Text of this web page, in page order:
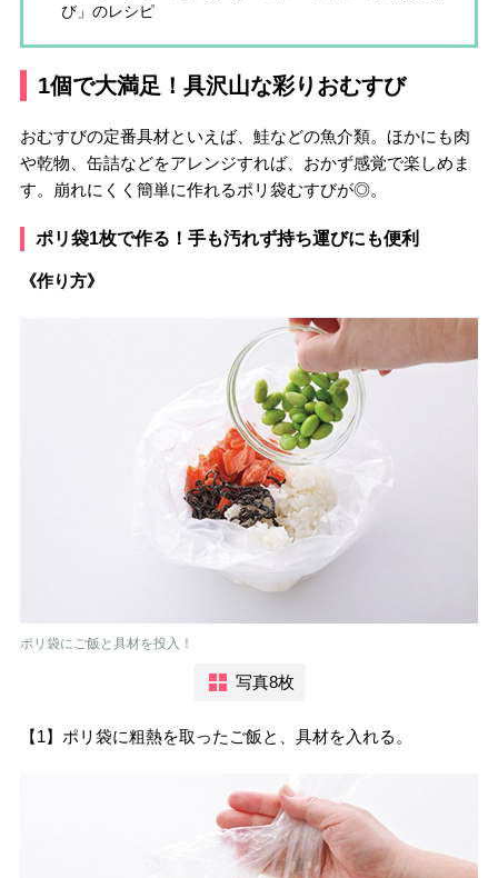
び」のレシピ
1個で大満足！具沢山な彩りおむすび
おむすびの定番具材といえば、鮭などの魚介類。ほかにも肉
や乾物、缶詰などをアレンジすれば、おかず感覚で楽しめま
す。崩れにくく簡単に作れるポリ袋むすびが◎。
ポリ袋1枚で作る！手も汚れず持ち運びにも便利
《作り方》
ポリ袋にご飯と具材を投入！
写真8枚
【1】ポリ袋に粗熱を取ったご飯と、具材を入れる。